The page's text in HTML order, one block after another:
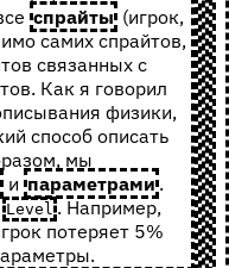
спрайты (игрок,
самих спрайтов,
связанных с
Как я говорил
физики,
способ описать
мы
и параметрами .
Level . Например,
потеряет 5%